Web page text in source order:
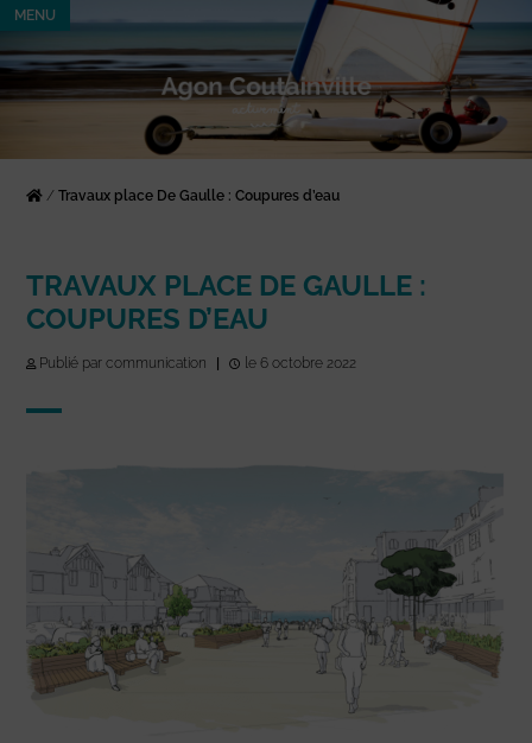
MENU
/Travaux place De Gaulle : Coupures d’eau
TRAVAUX PLACE DE GAULLE :
COUPURES D’EAU
Publié par communication le 6 octobre 2022